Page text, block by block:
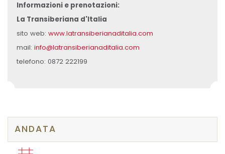
Informazioni e prenotazioni:
La Transiberiana d'Italia
sito web: www.latransiberianaditalia.com
mail: info@latransiberianaditalia.com
telefono: 0872 222199
ANDATA